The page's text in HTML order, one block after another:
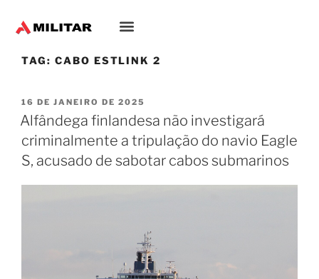
TAG: CABO ESTLINK 2
16 DE JANEIRO DE 2025
Alfândega finlandesa não investigará
criminalmente a tripulação do navio Eagle
S, acusado de sabotar cabos submarinos